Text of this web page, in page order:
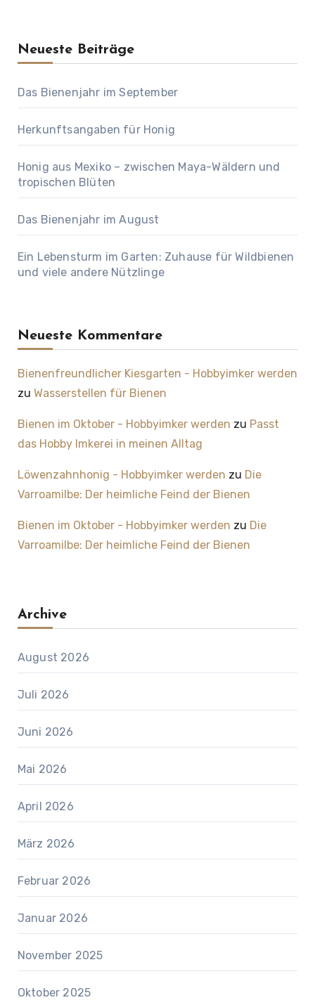
Neueste Beiträge
Das Bienenjahr im September
Herkunftsangaben für Honig
Honig aus Mexiko – zwischen Maya-Wäldern und
tropischen Blüten
Das Bienenjahr im August
Ein Lebensturm im Garten: Zuhause für Wildbienen
und viele andere Nützlinge
Neueste Kommentare
Bienenfreundlicher Kiesgarten - Hobbyimker werden
zu Wasserstellen für Bienen
Bienen im Oktober - Hobbyimker werden zu Passt
das Hobby Imkerei in meinen Alltag
Löwenzahnhonig - Hobbyimker werden zu Die
Varroamilbe: Der heimliche Feind der Bienen
Bienen im Oktober - Hobbyimker werden zu Die
Varroamilbe: Der heimliche Feind der Bienen
Archive
August 2026
Juli 2026
Juni 2026
Mai 2026
April 2026
März 2026
Februar 2026
Januar 2026
November 2025
Oktober 2025